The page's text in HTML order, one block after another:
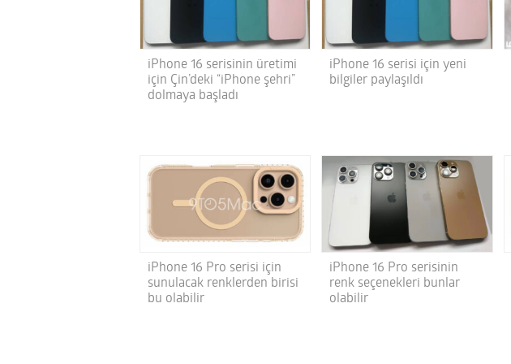
iPhone 16 serisinin üretimi
için Çin’deki “iPhone şehri”
dolmaya başladı
iPhone 16 serisi için yeni
bilgiler paylaşıldı
iPhone 16 Pro serisi için
sunulacak renklerden birisi
bu olabilir
iPhone 16 Pro serisinin
renk seçenekleri bunlar
olabilir